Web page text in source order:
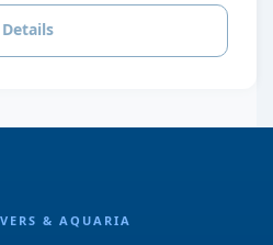
Details
& AQUARIA